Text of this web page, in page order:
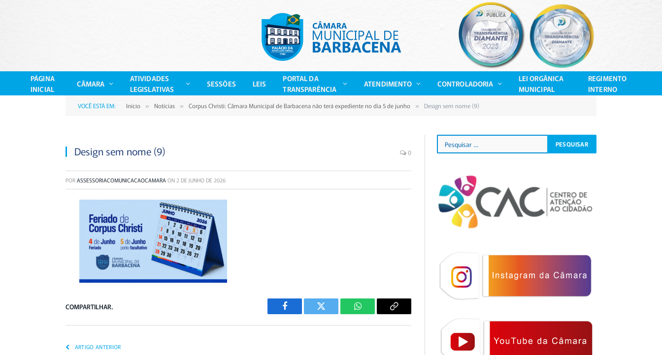
PÁGINA
INICIAL
CÂMARA
ATIVIDADES
LEGISLATIVAS
SESSÕES LEIS
PORTAL DA
TRANSPARÊNCIA
ATENDIMENTO CONTROLADORIA
LEI ORGÂNICA
MUNICIPAL
REGIMENTO
INTERNO
VOCÊ ESTÁ EM: Início » Notícias » Corpus Christi: Câmara Municipal de Barbacena não terá expediente no dia 5 de junho » Design sem nome (9)
Design sem nome (9) 0
PORASSESSORIACOMUNICACAOCAMARAON 2 DE JUNHO DE 2026
COMPARTILHAR.
Facebook Twitter WhatsAppCopiar
ARTIGO ANTERIOR